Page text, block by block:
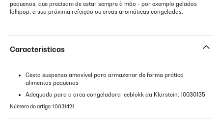
pequenos, que precisam de estar sempre à mão - por exemplo gelados
lollipop, a sua próxima refeição ou ervas aromáticas congeladas.
Características
Cesto suspenso amovível para armazenar de forma prática
alimentos pequenos
Adequado para a arca congeladora Iceblokk da Klarstein: 10030135
Número do artigo: 10031421